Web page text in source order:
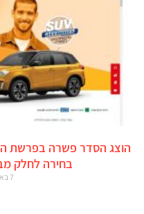
בחירה לחלק
7 באוגוסט 2026